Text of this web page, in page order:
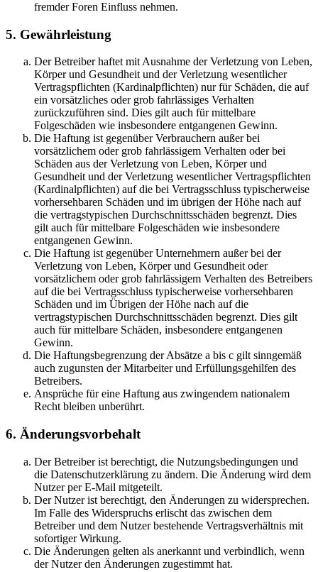
fremder Foren Einfluss nehmen.
5. Gewährleistung
Der Betreiber haftet mit Ausnahme der Verletzung von Leben,
Körper und Gesundheit und der Verletzung wesentlicher
Vertragspflichten (Kardinalpflichten) nur für Schäden, die auf
ein vorsätzliches oder grob fahrlässiges Verhalten
zurückzuführen sind. Dies gilt auch für mittelbare
Folgeschäden wie insbesondere entgangenen Gewinn.
Die Haftung ist gegenüber Verbrauchern außer bei
vorsätzlichem oder grob fahrlässigem Verhalten oder bei
Schäden aus der Verletzung von Leben, Körper und
Gesundheit und der Verletzung wesentlicher Vertragspflichten
(Kardinalpflichten) auf die bei Vertragsschluss typischerweise
vorhersehbaren Schäden und im übrigen der Höhe nach auf
die vertragstypischen Durchschnittsschäden begrenzt. Dies
gilt auch für mittelbare Folgeschäden wie insbesondere
entgangenen Gewinn.
Die Haftung ist gegenüber Unternehmern außer bei der
Verletzung von Leben, Körper und Gesundheit oder
vorsätzlichem oder grob fahrlässigem Verhalten des Betreibers
auf die bei Vertragsschluss typischerweise vorhersehbaren
Schäden und im Übrigen der Höhe nach auf die
vertragstypischen Durchschnittsschäden begrenzt. Dies gilt
auch für mittelbare Schäden, insbesondere entgangenen
Gewinn.
Die Haftungsbegrenzung der Absätze a bis c gilt sinngemäß
auch zugunsten der Mitarbeiter und Erfüllungsgehilfen des
Betreibers.
Ansprüche für eine Haftung aus zwingendem nationalem
Recht bleiben unberührt.
6. Änderungsvorbehalt
Der Betreiber ist berechtigt, die Nutzungsbedingungen und
die Datenschutzerklärung zu ändern. Die Änderung wird dem
Nutzer per E-Mail mitgeteilt.
Der Nutzer ist berechtigt, den Änderungen zu widersprechen.
Im Falle des Widerspruchs erlischt das zwischen dem
Betreiber und dem Nutzer bestehende Vertragsverhältnis mit
sofortiger Wirkung.
Die Änderungen gelten als anerkannt und verbindlich, wenn
der Nutzer den Änderungen zugestimmt hat.